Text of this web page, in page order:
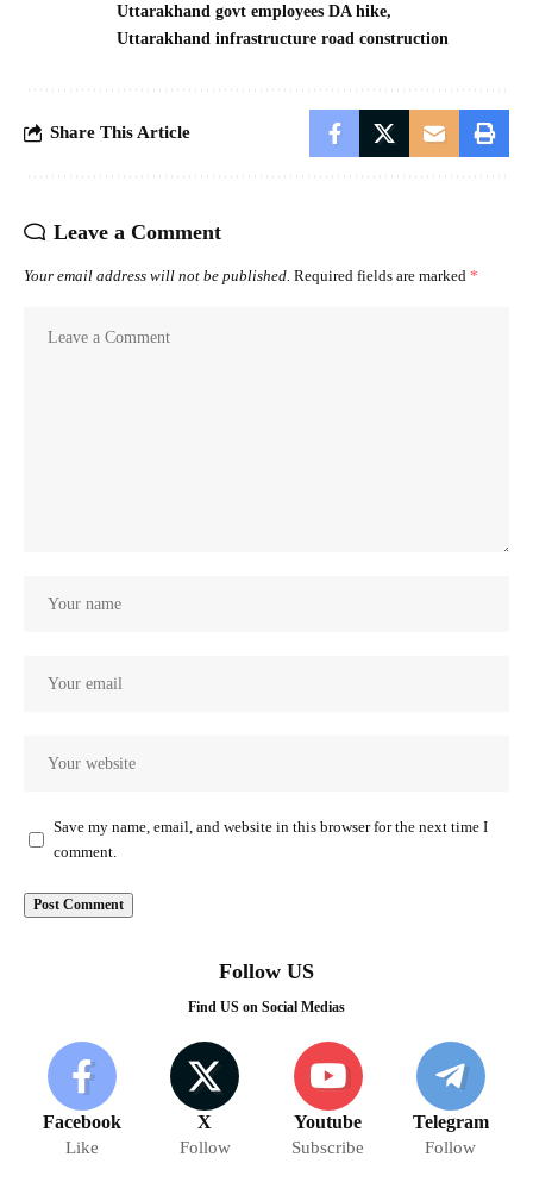
Uttarakhand govt employees DA hike
Uttarakhand infrastructure road construction
Share This Article
Leave a Comment
Your email address will not be published. Required fields are marked *
Save my name, email, and website in this browser for the next time I
comment.
Follow US
Find US on Social Medias
Facebook
Like
X
Follow
Youtube
Subscribe
Telegram
Follow